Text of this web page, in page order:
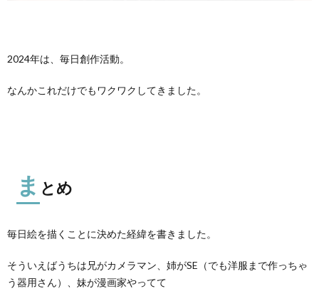
2024年は、毎日創作活動。
なんかこれだけでもワクワクしてきました。
ま とめ
毎日絵を描くことに決めた経緯を書きました。
そういえばうちは兄がカメラマン、姉がSE（でも洋服まで作っちゃ
う器用さん）、妹が漫画家やってて